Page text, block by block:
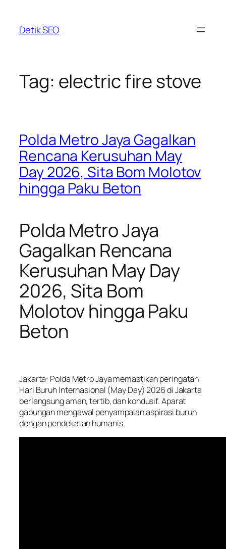
content
Detik SEO
Tag: electric fire stove
Polda Metro Jaya Gagalkan
Rencana Kerusuhan May
Day 2026, Sita Bom Molotov
hingga Paku Beton
Polda Metro Jaya
Gagalkan Rencana
Kerusuhan May Day
2026, Sita Bom
Molotov hingga Paku
Beton
Jakarta: Polda Metro Jaya memastikan peringatan
Hari Buruh Internasional (May Day) 2026 di Jakarta
berlangsung aman, tertib, dan kondusif. Aparat
gabungan mengawal penyampaian aspirasi buruh
dengan pendekatan humanis.